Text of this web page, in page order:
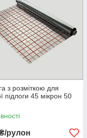
з розміткою для
підлоги 45 мікрон 50
рулон